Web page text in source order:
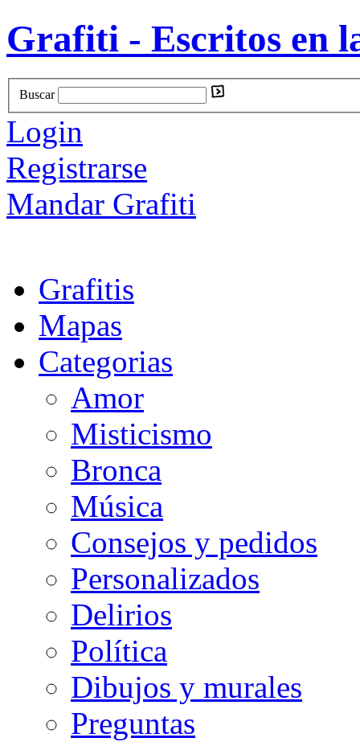
Grafiti - Escritos en
Buscar
Login
Registrarse
Mandar Grafiti
Grafitis
Mapas
Categorias
Amor
Misticismo
Bronca
Música
Consejos y pedidos
Personalizados
Delirios
Política
Dibujos y murales
Preguntas